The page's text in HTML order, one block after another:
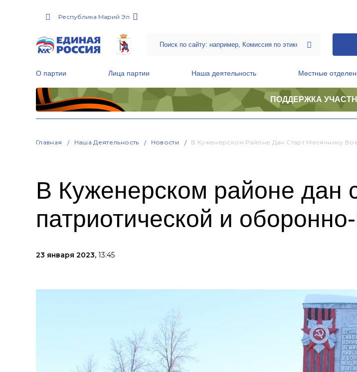
Республика Марий Эл
О партии Лица партии Наша деятельность Местные
ПОДДЕРЖКА
Главная Наша Деятельность Новости В Куженерском Районе Дан Старт Месячнику
В Куженерском районе дан
патриотической и
23 января 2023, 13:45